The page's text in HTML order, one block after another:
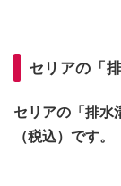
セリアの「
セリアの「排水
（税込）です。